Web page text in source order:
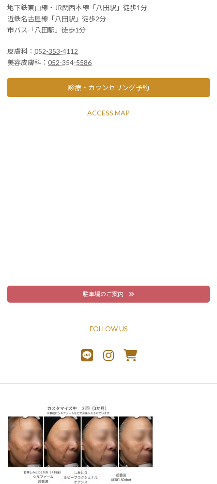
地下鉄東山線・JR関西本線「八田駅」徒歩1分
近鉄名古屋線「八田駅」徒歩2分
市バス「八田駅」徒歩1分
皮膚科： 052-353-4112
美容皮膚科： 052-354-5586
診療・カウンセリング予約
ACCESS MAP
駐車場のご案内
FOLLOW US